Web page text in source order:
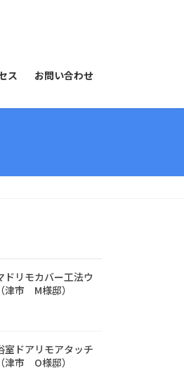
ス お問い合わせ
ドリモカバー工法ウ
津市 M様邸）
室ドアリモアタッチ
津市 O様邸）